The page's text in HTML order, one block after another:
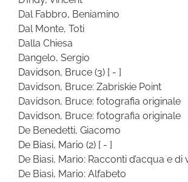
Dal Fabbro, Beniamino
Dal Monte, Toti
Dalla Chiesa
Dangelo, Sergio
Davidson, Bruce (3) [ - ]
Davidson, Bruce: Zabriskie Point
Davidson, Bruce: fotografia originale
Davidson, Bruce: fotografia originale
De Benedetti, Giacomo
De Biasi, Mario (2) [ - ]
De Biasi, Mario: Racconti d’acqua e di
De Biasi, Mario: Alfabeto